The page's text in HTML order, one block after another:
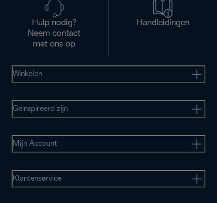
Hulp nodig?
Neem contact
met ons op
Handleidingen
Winkelen
Geinspireerd zijn
Mijn Account
Klantenservice